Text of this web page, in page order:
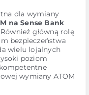
dla wymiany
na Sense Bank
główną rolę
bezpieczeństwa
wielu lojalnych
poziom
wymiany ATOM